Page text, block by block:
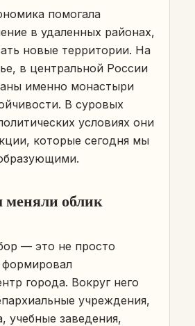
помогала
в удаленных районах,
новые территории. На
в центральной России
именно монастыри
В суровых
условиях они
которые сегодня мы
меняли облик
— это не просто
города. Вокруг него
учреждения,
учебные заведения,